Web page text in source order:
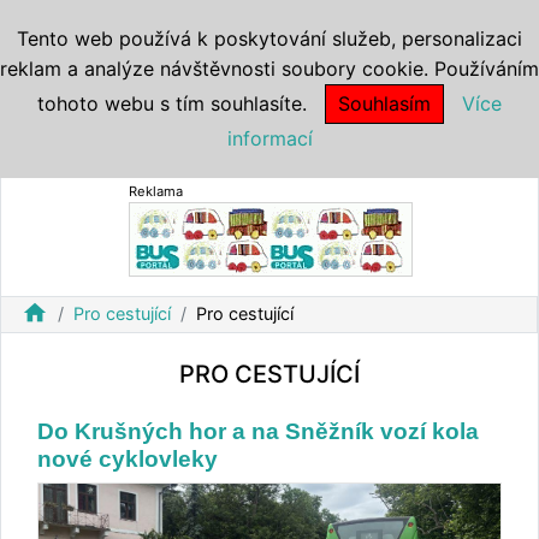
Reklama
home Pro cestující Pro cestující
PRO CESTUJÍCÍ
Do Krušných hor a na Sněžník vozí kola
nové cyklovleky
Tento web používá k poskytování služeb, personalizaci
reklam a analýze návštěvnosti soubory cookie. Používáním
tohoto webu s tím souhlasíte.
Souhlasím
Více
informací